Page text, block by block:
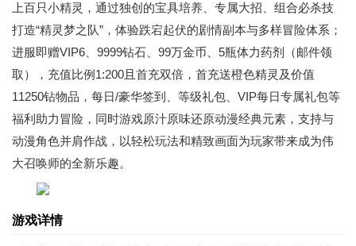
上百只小精灵，通过独创的宝具培养、专属大招、组合必杀技
打造“精灵梦之队”，体验跌宕起伏的剧情副本与多样冒险体系；
进服即赠VIP6、9999钻石、99万金币、5瓶体力药剂（邮件领
取），充值比例1:200且首充双倍，首充送橙色精灵及价值
11250钻物品，每日/豪华签到、等级礼包、VIP每日专属礼包等
福利助力冒险，同时游戏原汁原味还原动漫经典元素，支持与
动漫角色并肩作战，以轻松玩法和精致画面为玩家带来成为伟
大召唤师的全新乐趣。
游戏详情